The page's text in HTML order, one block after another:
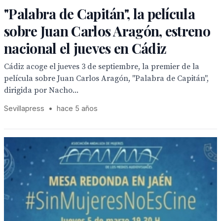
"Palabra de Capitán", la película
sobre Juan Carlos Aragón, estreno
nacional el jueves en Cádiz
Cádiz acoge el jueves 3 de septiembre, la premier de la
película sobre Juan Carlos Aragón, "Palabra de Capitán",
dirigida por Nacho...
Sevillapress • hace 5 años